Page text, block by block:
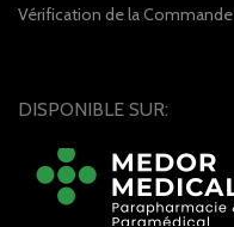
Vérification de la Commande
DISPONIBLE SUR: